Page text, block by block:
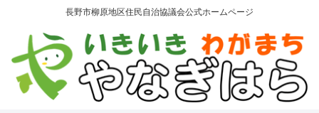
長野市柳原地区住民自治協議会公式ホームページ